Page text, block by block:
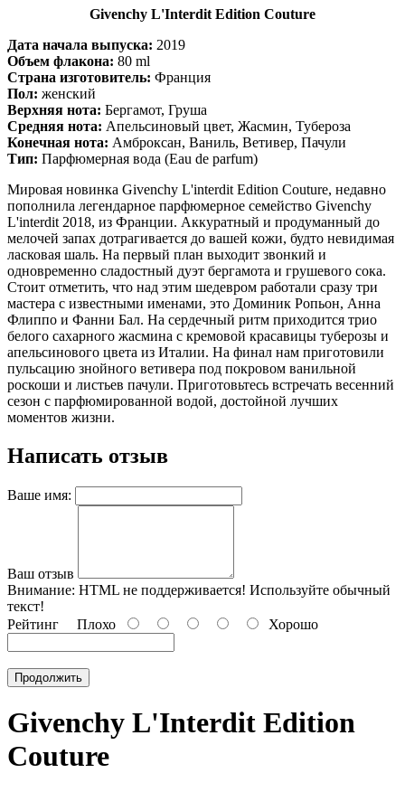
Givenchy L'Interdit Edition Couture
Дата начала выпуска: 2019
Объем флакона: 80 ml
Страна изготовитель: Франция
Пол: женский
Верхняя нота: Бергамот, Груша
Средняя нота: Апельсиновый цвет, Жасмин, Тубероза
Конечная нота: Амброксан, Ваниль, Ветивер, Пачули
Тип: Парфюмерная вода (Eau de parfum)
Мировая новинка Givenchy L'interdit Edition Couture, недавно
пополнила легендарное парфюмерное семейство Givenchy
L'interdit 2018, из Франции. Аккуратный и продуманный до
мелочей запах дотрагивается до вашей кожи, будто невидимая
ласковая шаль. На первый план выходит звонкий и
одновременно сладостный дуэт бергамота и грушевого сока.
Стоит отметить, что над этим шедевром работали сразу три
мастера с известными именами, это Доминик Ропьон, Анна
Флиппо и Фанни Бал. На сердечный ритм приходится трио
белого сахарного жасмина с кремовой красавицы туберозы и
апельсинового цвета из Италии. На финал нам приготовили
пульсацию знойного ветивера под покровом ванильной
роскоши и листьев пачули. Приготовьтесь встречать весенний
сезон с парфюмированной водой, достойной лучших
моментов жизни.
Написать отзыв
Ваше имя:
Ваш отзыв
Внимание: HTML не поддерживается! Используйте обычный
текст!
Рейтинг Плохо Хорошо
Продолжить
Givenchy L'Interdit Edition
Couture